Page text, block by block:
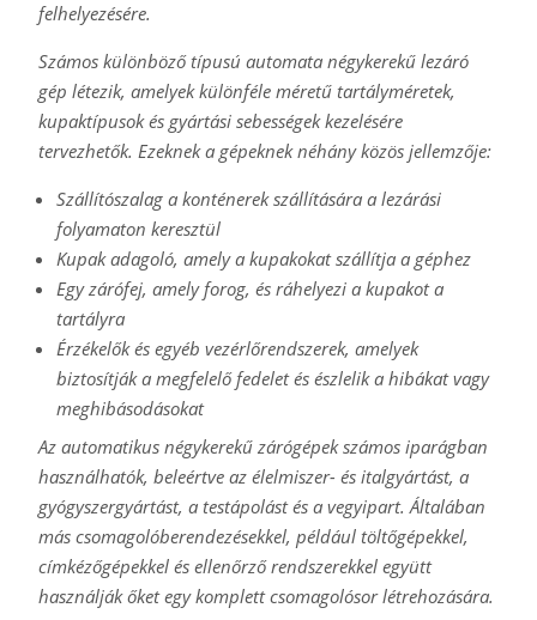
felhelyezésére.
Számos különböző típusú automata négykerekű lezáró
gép létezik, amelyek különféle méretű tartályméretek,
kupaktípusok és gyártási sebességek kezelésére
tervezhetők. Ezeknek a gépeknek néhány közös jellemzője:
Szállítószalag a konténerek szállítására a lezárási
folyamaton keresztül
Kupak adagoló, amely a kupakokat szállítja a géphez
Egy zárófej, amely forog, és ráhelyezi a kupakot a
tartályra
Érzékelők és egyéb vezérlőrendszerek, amelyek
biztosítják a megfelelő fedelet és észlelik a hibákat vagy
meghibásodásokat
Az automatikus négykerekű zárógépek számos iparágban
használhatók, beleértve az élelmiszer- és italgyártást, a
gyógyszergyártást, a testápolást és a vegyipart. Általában
más csomagolóberendezésekkel, például töltőgépekkel,
címkézőgépekkel és ellenőrző rendszerekkel együtt
használják őket egy komplett csomagolósor létrehozására.